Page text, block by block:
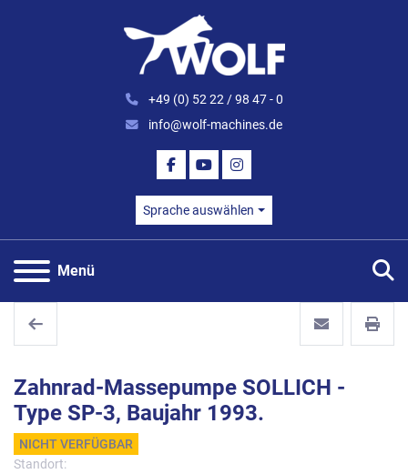
+49 (0) 52 22 / 98 47 - 0
info@wolf-machines.de
FACEBOOK
YOUTUBEINSTAGRAM
Sprache auswählen
Menü
Zahnrad-Massepumpe SOLLICH -
Type SP-3, Baujahr 1993.
NICHT VERFÜGBAR
Standort: